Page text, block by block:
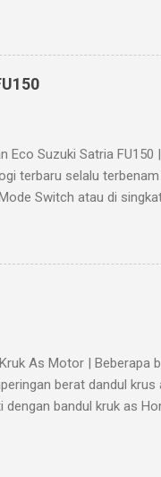
Suzuki Satria FU150
terbaru selalu
Switch atau di
lampu indikator putaran
tombol mode
tombol mode
As Motor | Beberapa
berat dandul krus
bandul kruk as
dilakukan